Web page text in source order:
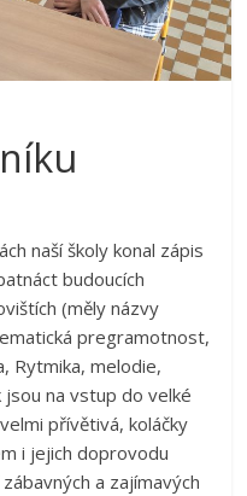
naší školy konal zápis
budoucích
(měly názvy
pregramotnost,
Rytmika, melodie,
na vstup do velké
přívětivá, koláčky
i jejich doprovodu
zábavných a zajímavých